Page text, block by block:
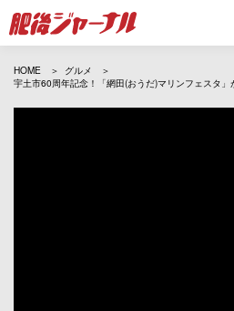
HOME
グルメ
宇土市60周年記念！「網田(おうだ)マリンフェスタ」